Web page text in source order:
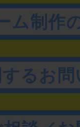
ム制作
るお